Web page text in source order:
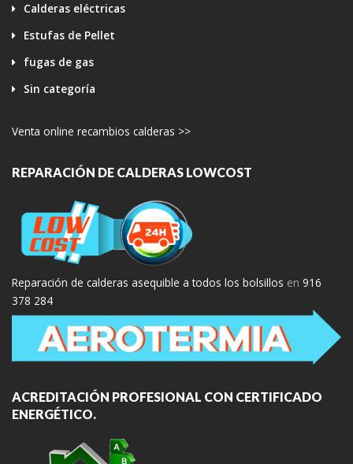
Calderas eléctricas
Estufas de Pellet
fugas de gas
Sin categoría
Venta online recambios calderas >>
REPARACIÓN DE CALDERAS LOWCOST
Reparación de calderas asequible a todos los bolsillos en 916
378 284
ACREDITACIÓN PROFESIONAL CON CERTIFICADO
ENERGÉTICO.